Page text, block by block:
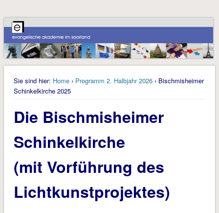
Sie sind hier: Home› Programm 2. Halbjahr 2026› Bischmisheimer
Schinkelkirche 2025
Die Bischmisheimer
Schinkelkirche
(mit Vorführung des
Lichtkunstprojektes)